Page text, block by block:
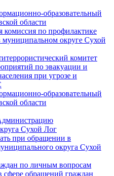
образовательный
области
комиссия по профилактике
округе Сухой
комитет
по эвакуации и
при угрозе и
образовательный
области
Сухой Лог
при обращении в
округа Сухой
по личным вопросам
сфере обращений граждан